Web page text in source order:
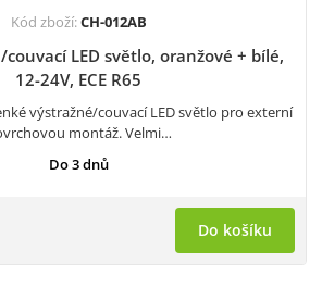
Kód zboží:CH-012AB
couvací LED světlo, oranžové + bílé,
12-24V, ECE R65
výstražné/couvací LED světlo pro externí
montáž. Velmi…
Do 3 dnů
Do košíku